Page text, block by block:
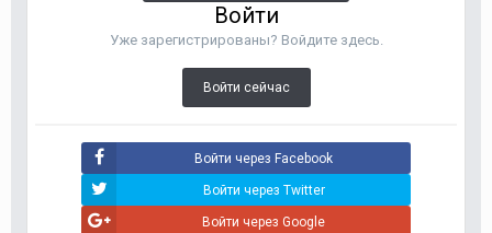
Войти
Уже зарегистрированы? Войдите здесь.
Войти сейчас
Войти через Facebook
Войти через Twitter
Войти через Google